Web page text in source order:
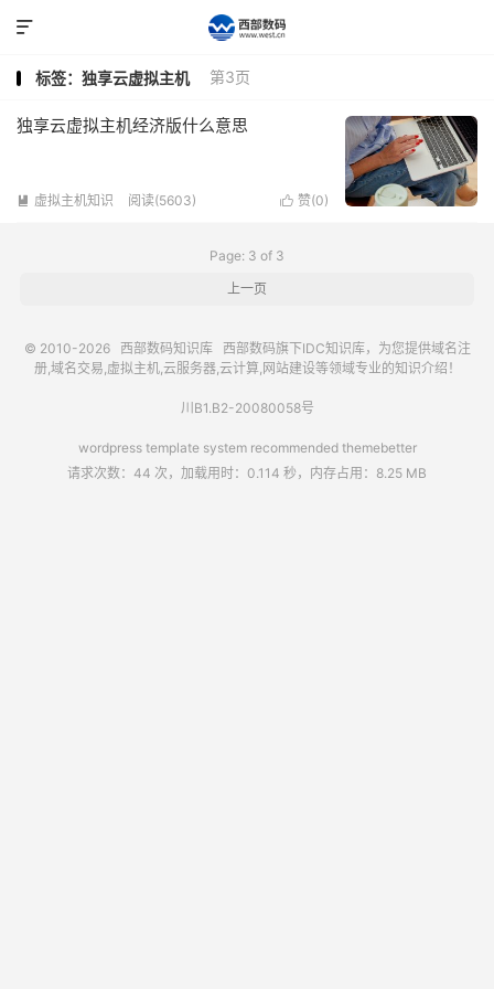

标签：独享云虚拟主机 第3页
独享云虚拟主机经济版什么意思
 虚拟主机知识 阅读(5603)  赞(0)
Page: 3 of 3
上一页
© 2010-2026 西部数码知识库 西部数码旗下IDC知识库，为您提供域名注
册,域名交易,虚拟主机,云服务器,云计算,网站建设等领域专业的知识介绍！
川B1.B2-20080058号
wordpress template system recommended themebetter
请求次数：44 次，加载用时：0.114 秒，内存占用：8.25 MB